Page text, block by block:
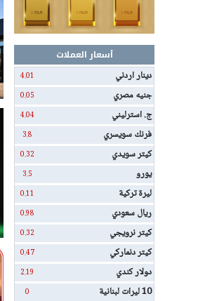
أسعار العملات
دينار اردني
4.01
جنيه مصري 0.05
ج. استرليني 4.04
فرنك سويسري 3.8
كيتر سويدي 0.32
يورو 3.5
ليرة تركية 0.11
ريال سعودي 0.98
كيتر نرويجي 0.32
كيتر دنماركي 0.47
دولار كندي 2.19
10 ليرات لبنانية 0